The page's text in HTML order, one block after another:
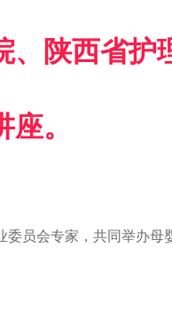
陕西省护
。
员会专家，共同举办母